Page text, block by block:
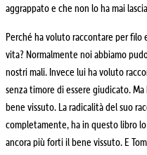
aggrappato e che non lo ha mai
Perché ha voluto raccontare per
vita? Normalmente noi abbiamo
nostri mali. Invece lui ha voluto
senza timore di essere giudicato.
bene vissuto. La radicalità del suo
completamente, ha in questo libro
ancora più forti il bene vissuto. E